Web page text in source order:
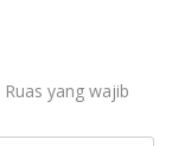
Ruas yang wajib